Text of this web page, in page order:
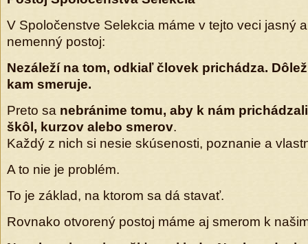
V Spoločenstve Selekcia máme v tejto veci jasný
nemenný postoj:
Nezáleží na tom, odkiaľ človek prichádza.
kam smeruje.
Preto sa nebránime tomu, aby k nám
škôl, kurzov alebo smerov.
Každý z nich si nesie skúsenosti, poznanie a
A to nie je problém.
To je základ, na ktorom sa dá stavať.
Rovnako otvorený postoj máme aj smerom k